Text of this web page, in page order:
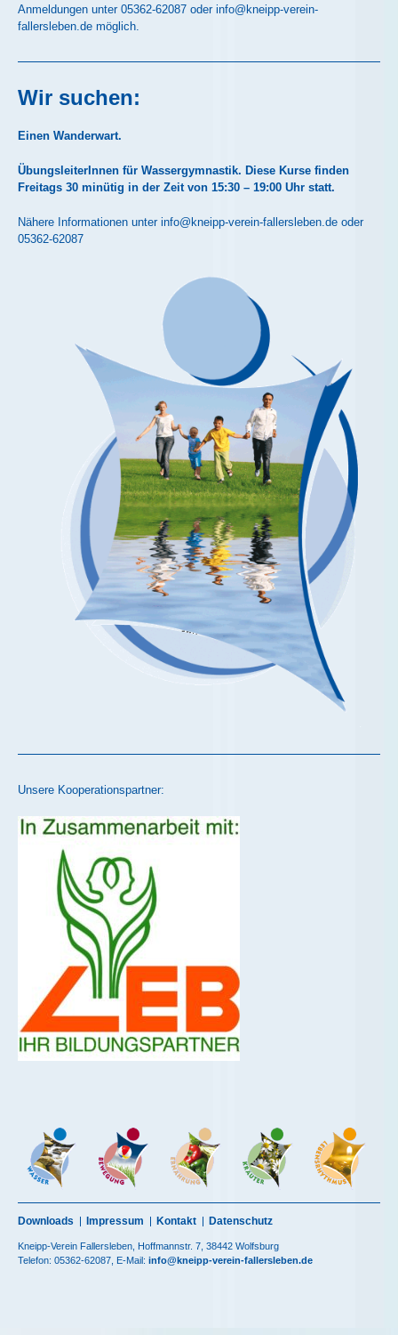
Anmeldungen unter 05362-62087 oder info@kneipp-verein-
fallersleben.de möglich.
Wir suchen:
Einen Wanderwart.
ÜbungsleiterInnen für Wassergymnastik. Diese Kurse finden
Freitags 30 minütig in der Zeit von 15:30 – 19:00 Uhr statt.
Nähere Informationen unter info@kneipp-verein-fallersleben.de oder
05362-62087
Unsere Kooperationspartner:
Downloads Impressum Kontakt Datenschutz
Kneipp-Verein Fallersleben, Hoffmannstr. 7, 38442 Wolfsburg
Telefon: 05362-62087, E-Mail: info@kneipp-verein-fallersleben.de